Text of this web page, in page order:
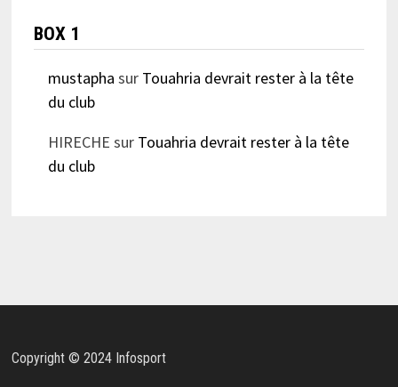
BOX 1
mustapha sur Touahria devrait rester à la tête
du club
HIRECHE sur Touahria devrait rester à la tête
du club
Copyright © 2024 Infosport